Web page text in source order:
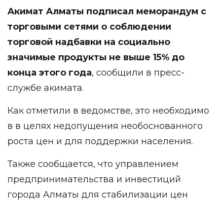
Акимат Алматы подписал меморандум с
торговыми сетями о соблюдении
торговой надбавки на социально
значимые продукты не выше 15% до
конца этого года, сообщили в пресс-
службе акимата.
Как отметили в ведомстве, это необходимо
в в целях недопущения необоснованного
роста цен и для поддержки населения.
Также сообщается, что управлением
предпринимательства и инвестиций
города Алматы для стабилизации цен